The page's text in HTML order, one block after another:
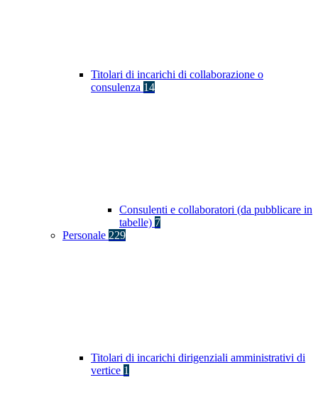
Titolari di incarichi di collaborazione o
consulenza 14
Consulenti e collaboratori (da pubblicare in
tabelle) 7
Personale 229
Titolari di incarichi dirigenziali amministrativi di
vertice 1